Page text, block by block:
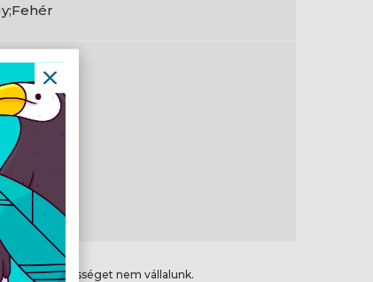
felelősséget nem vállalunk.